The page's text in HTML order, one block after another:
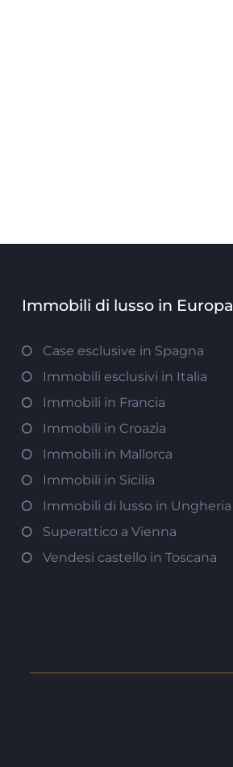
Immobili di lusso in Europa
Case esclusive in Spagna
Immobili esclusivi in Italia
Immobili in Francia
Immobili in Croazia
Immobili in Mallorca
Immobili in Sicilia
Immobili di lusso in Ungheria
Superattico a Vienna
Vendesi castello in Toscana